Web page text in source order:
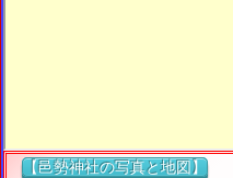
【邑勢神社の写真と地図】